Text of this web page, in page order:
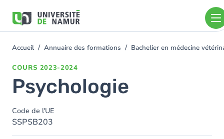
contenu
You
Accueil Annuaire des formations Bachelier en médecine
COURS 2023-2024
Psychologie
Code de l'UE
SSPSB203